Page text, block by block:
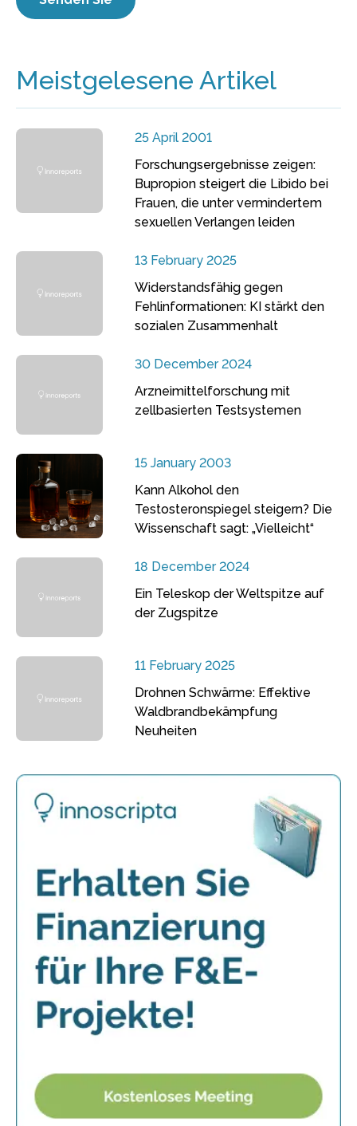
Meistgelesene Artikel
25 April 2001
Forschungsergebnisse zeigen:
Bupropion steigert die Libido bei
Frauen, die unter vermindertem
sexuellen Verlangen leiden
13 February 2025
Widerstandsfähig gegen
Fehlinformationen: KI stärkt den
sozialen Zusammenhalt
30 December 2024
Arzneimittelforschung mit
zellbasierten Testsystemen
15 January 2003
Kann Alkohol den
Testosteronspiegel steigern? Die
Wissenschaft sagt: „Vielleicht“
18 December 2024
Ein Teleskop der Weltspitze auf
der Zugspitze
11 February 2025
Drohnen Schwärme: Effektive
Waldbrandbekämpfung
Neuheiten